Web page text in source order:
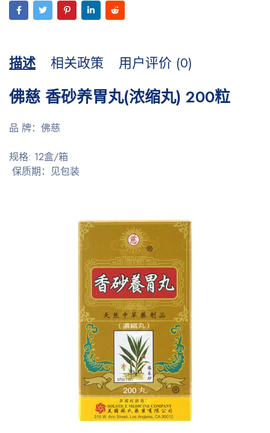
描述 相关政策 用户评价 (0)
佛慈 香砂养胃丸(浓缩丸) 200粒
品 牌：佛慈
规格: 12盒/箱
保质期：见包装